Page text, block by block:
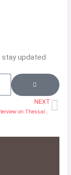
updated
SUBMIT
NEXT